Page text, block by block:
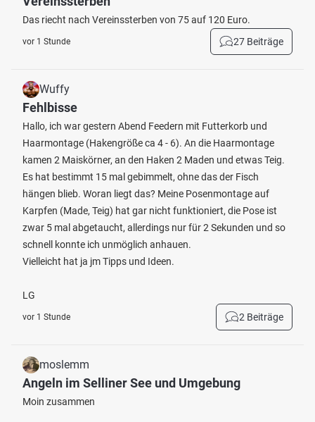
Das riecht nach Vereinssterben von 75 auf 120 Euro.
vor 1 Stunde 27 Beiträge
Wuffy
Fehlbisse
Hallo, ich war gestern Abend Feedern mit Futterkorb und
Haarmontage (Hakengröße ca 4 - 6). An die Haarmontage
kamen 2 Maiskörner, an den Haken 2 Maden und etwas Teig.
Es hat bestimmt 15 mal gebimmelt, ohne das der Fisch
hängen blieb. Woran liegt das? Meine Posenmontage auf
Karpfen (Made, Teig) hat gar nicht funktioniert, die Pose ist
zwar 5 mal abgetaucht, allerdings nur für 2 Sekunden und so
schnell konnte ich unmöglich anhauen.
Vielleicht hat ja jm Tipps und Ideen.
LG
vor 1 Stunde 2 Beiträge
moslemm
Angeln im Selliner See und Umgebung
Moin zusammen